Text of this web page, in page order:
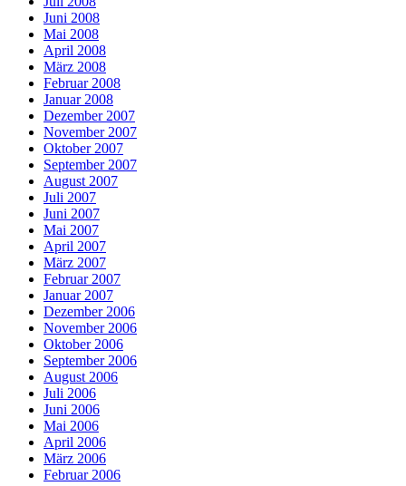
Juni 2008
Mai 2008
April 2008
März 2008
Februar 2008
Januar 2008
Dezember 2007
November 2007
Oktober 2007
September 2007
August 2007
Juli 2007
Juni 2007
Mai 2007
April 2007
März 2007
Februar 2007
Januar 2007
Dezember 2006
November 2006
Oktober 2006
September 2006
August 2006
Juli 2006
Juni 2006
Mai 2006
April 2006
März 2006
Februar 2006